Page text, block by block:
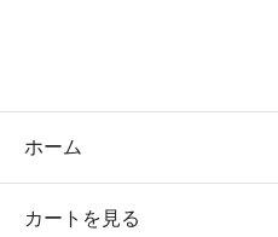
ホーム
カートを見る